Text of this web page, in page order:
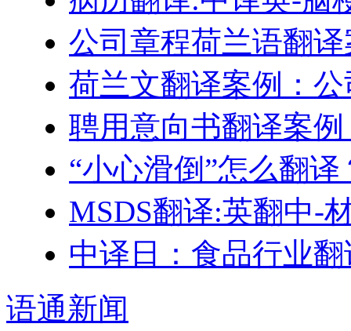
公司章程荷兰语翻
荷兰文翻译案例：
聘用意向书翻译案
“小心滑倒”怎么翻译
MSDS翻译:英翻中-
中译日：食品行业翻
语通新闻